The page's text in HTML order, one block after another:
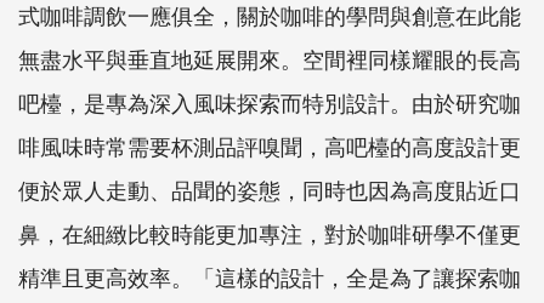
式咖啡調飲一應俱全，關於咖啡的學問與創意在此能
無盡水平與垂直地延展開來。空間裡同樣耀眼的長高
吧檯，是專為深入風味探索而特別設計。由於研究咖
啡風味時常需要杯測品評嗅聞，高吧檯的高度設計更
便於眾人走動、品聞的姿態，同時也因為高度貼近口
鼻，在細緻比較時能更加專注，對於咖啡研學不僅更
精準且更高效率。「這樣的設計，全是為了讓探索咖